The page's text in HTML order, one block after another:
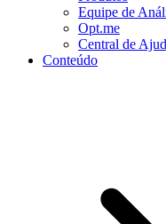
Equipe de
Opt.me
Central de
Conteúdo